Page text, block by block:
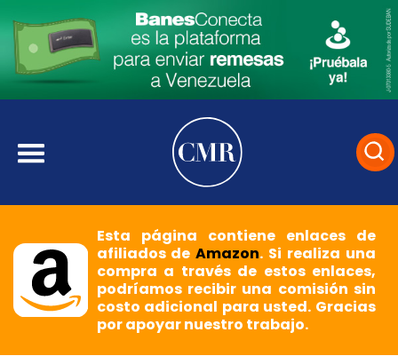
Esta página contiene enlaces de
afiliados deAmazon. Si realiza una
compra a través de estos enlaces,
podríamos recibir una comisión sin
costo adicional para usted. Gracias
por apoyar nuestro trabajo.